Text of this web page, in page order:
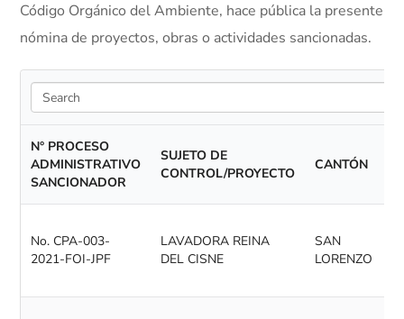
Código Orgánico del Ambiente, hace pública la presente
nómina de proyectos, obras o actividades sancionadas.
Search
N° PROCESO
ADMINISTRATIVO
SANCIONADOR
SUJETO DE
CONTROL/PROYECTO
CANTÓN
No. CPA-003-
2021-FOI-JPF
LAVADORA REINA
DEL CISNE
SAN
LORENZO